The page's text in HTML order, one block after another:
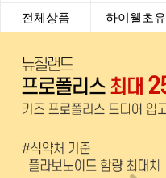
전체상품 하이웰초유